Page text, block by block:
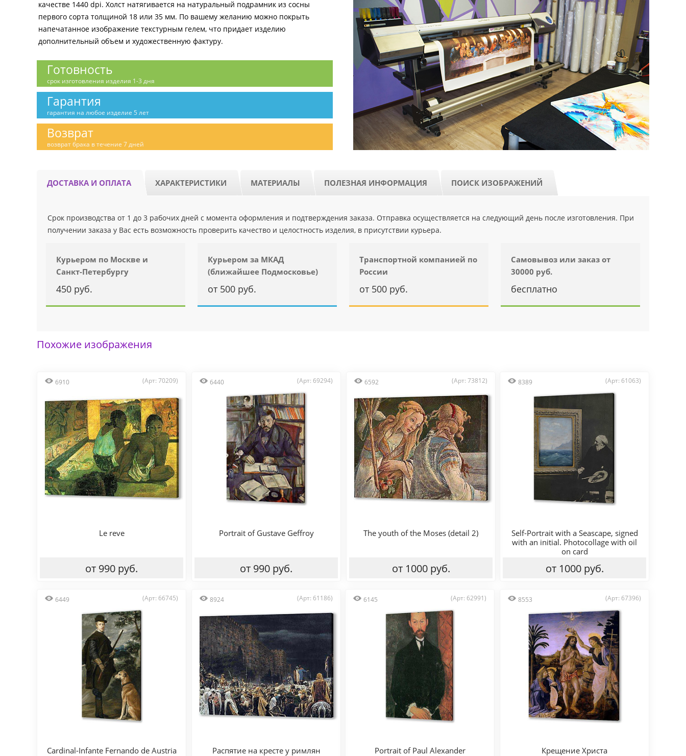
качестве 1440 dpi. Холст натягивается на натуральный подрамник из сосны
первого сорта толщиной 18 или 35 мм. По вашему желанию можно покрыть
напечатанное изображение текстурным гелем, что придает изделию
дополнительный объем и художественную фактуру.
Готовность
срок изготовления изделия 1-3 дня
Гарантия
гарантия на любое изделие 5 лет
Возврат
возврат брака в течение 7 дней
ДОСТАВКА И ОПЛАТА ХАРАКТЕРИСТИКИ МАТЕРИАЛЫ ПОЛЕЗНАЯ ИНФОРМАЦИЯ ПОИСК ИЗОБРАЖЕНИЙ
Срок производства от 1 до 3 рабочих дней с момента оформления и подтверждения заказа. Отправка осуществляется на следующий день после изготовления. При
получении заказа у Вас есть возможность проверить качество и целостность изделия, в присутствии курьера.
Курьером по Москве и
Санкт-Петербургу
450 руб.
Курьером за МКАД
(ближайшее Подмосковье)
от 500 руб.
Транспортной компанией по
России
от 500 руб.
Самовывоз или заказ от
30000 руб.
бесплатно
Похожие изображения
6910 (Арт: 70209)
Le reve
от 990 руб.
6440 (Арт: 69294)
Portrait of Gustave Geffroy
от 990 руб.
6592 (Арт: 73812)
The youth of the Moses (detail 2)
от 1000 руб.
8389 (Арт: 61063)
Self-Portrait with a Seascape, signed
with an initial. Photocollage with oil
on card
от 1000 руб.
6449 (Арт: 66745)
Cardinal-Infante Fernando de Austria
8924 (Арт: 61186)
Распятие на кресте у римлян
6145 (Арт: 62991)
Portrait of Paul Alexander
8553 (Арт: 67396)
Крещение Христа